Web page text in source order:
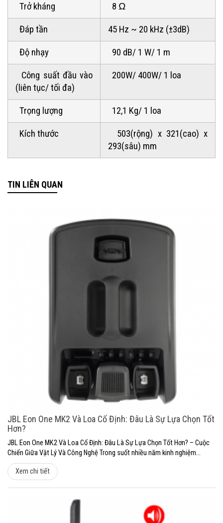
Trở kháng 8 Ω
Đáp tần 45 Hz ~ 20 kHz (±3dB)
Độ nhạy 90 dB/ 1 W/ 1 m
Công suất đầu vào
(liên tục/ tối đa)
200W/ 400W/ 1 loa
Trọng lượng 12,1 Kg/ 1 loa
Kích thước
503(rộng) x 321(cao) x
293(sâu) mm
TIN LIÊN QUAN
JBL Eon One MK2 Và Loa Cố Định: Đâu Là Sự Lựa Chọn Tốt
Hơn?
JBL Eon One MK2 Và Loa Cố Định: Đâu Là Sự Lựa Chọn Tốt Hơn? – Cuộc
Chiến Giữa Vật Lý Và Công Nghệ Trong suốt nhiều năm kinh nghiệm...
Xem chi tiết